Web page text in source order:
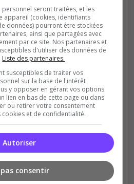
la communauté
= plus de joueurs
possibles
offrent des bonus aux
votants
seront traitées, et les
appareil (cookies, identifiants
données) pourront être stockées
ainsi que partagées avec
par ce site. Nos partenaires et
d'utiliser des données de
Liste des partenaires.
susceptibles de traiter vos
sur la base de l'intérêt
y opposer en gérant vos options
lien en bas de cette page ou dans
ou retirer votre consentement
et de confidentialité.
Autoriser
consentir